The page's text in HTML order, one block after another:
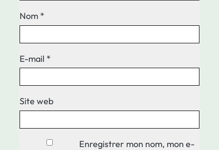
Nom *
E-mail *
Site web
Enregistrer mon nom, mon e-